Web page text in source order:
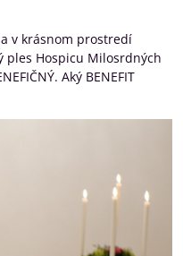
v krásnom prostredí
ples Hospicu Milosrdných
Aký BENEFIT